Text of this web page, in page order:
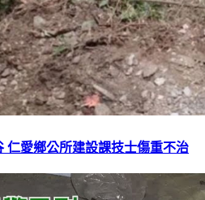
仁愛鄉公所建設課技士傷重不治